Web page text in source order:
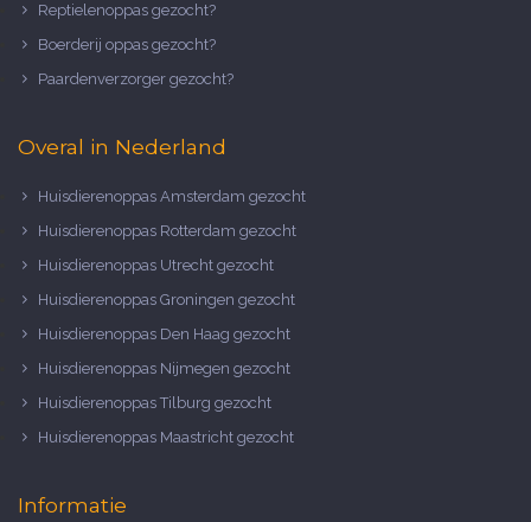
Reptielenoppas gezocht?
Boerderij oppas gezocht?
Paardenverzorger gezocht?
Overal in Nederland
Huisdierenoppas Amsterdam gezocht
Huisdierenoppas Rotterdam gezocht
Huisdierenoppas Utrecht gezocht
Huisdierenoppas Groningen gezocht
Huisdierenoppas Den Haag gezocht
Huisdierenoppas Nijmegen gezocht
Huisdierenoppas Tilburg gezocht
Huisdierenoppas Maastricht gezocht
Informatie